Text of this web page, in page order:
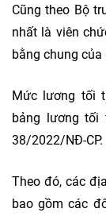
Cũng theo Bộ
nhất là viên
bằng chung
Mức lương tối
bảng lương tối
38/2022/NĐ-CP.
Theo đó, các
bao gồm các